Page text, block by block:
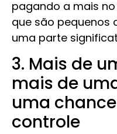
pagando a mais
que são pequenos
uma parte
3. Mais de
mais de
uma
controle